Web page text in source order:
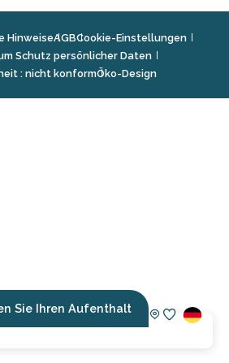
Sie Ihren Aufenthalt
HinweiseAGBCookie-Einstellungen
Schutz persönlicher Daten
: nicht konformÖko-Design